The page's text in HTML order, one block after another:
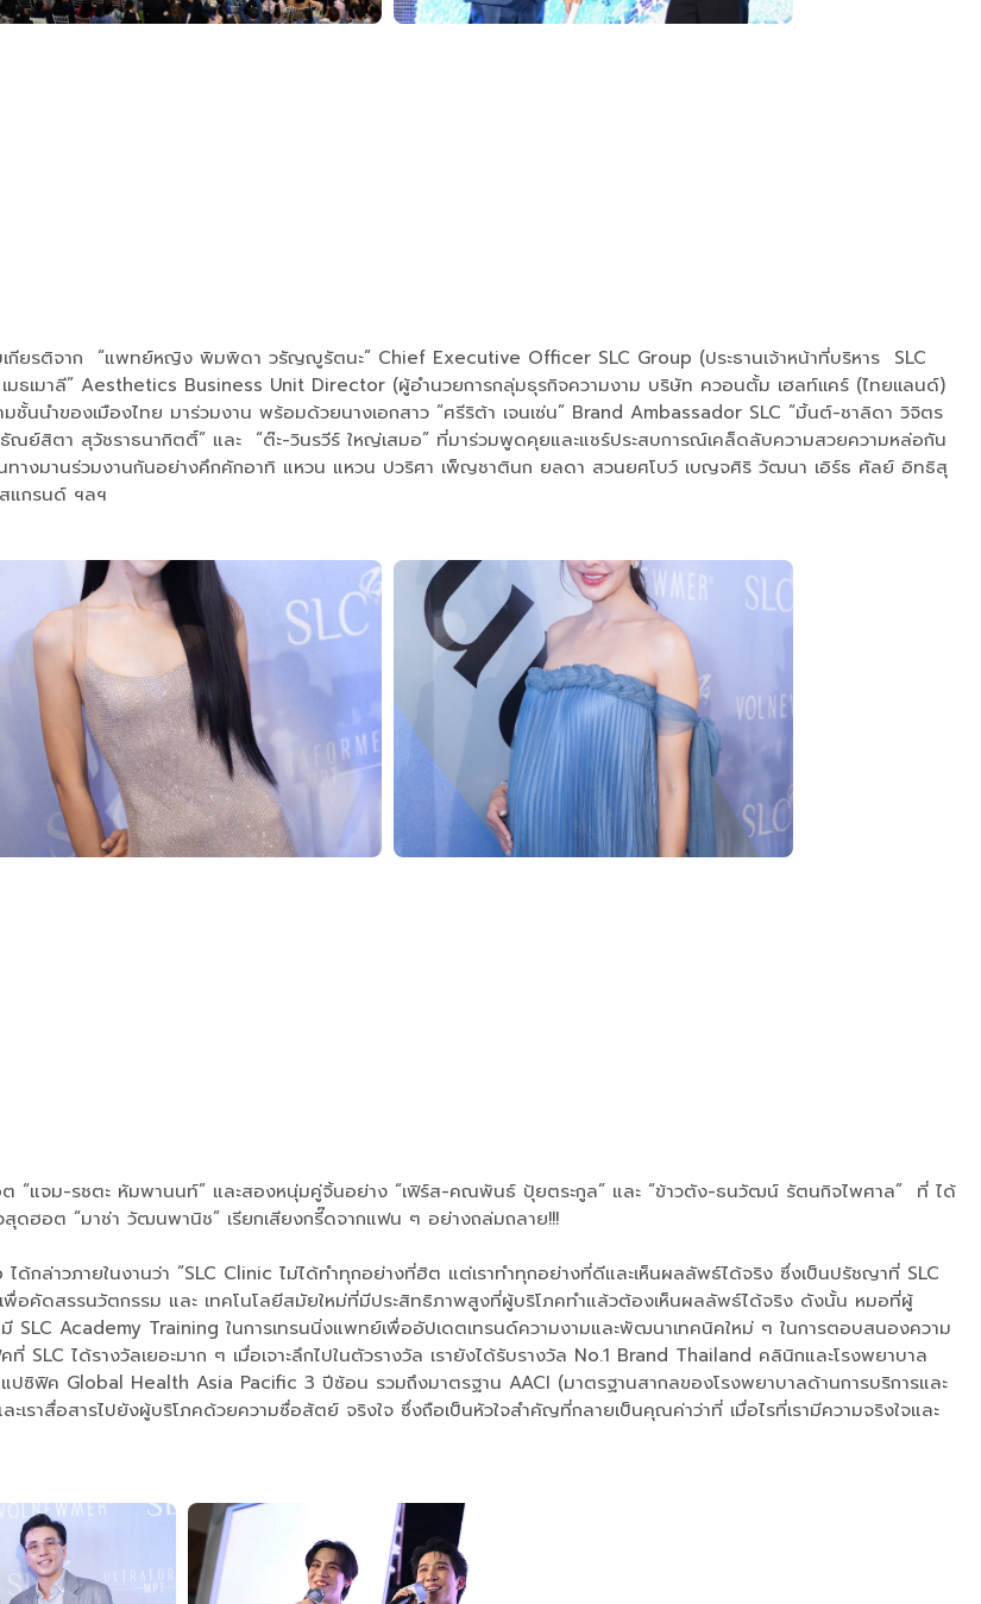
กียรติจาก “แพทย์หญิง พิมพิดา วรัญญูรัตนะ” Chief Executive Officer SLC Group (ประธานเจ้าหน้าที่บริหาร SLC
เมาลี” Aesthetics Business Unit Director (ผู้อำนวยการกลุ่มธุรกิจความงาม บริษัท ควอนตั้ม เฮลท์เเคร์ (ไทยเเลนด์)
ชั้นนำของเมืองไทย มาร่วมงาน พร้อมด้วยนางเอกสาว “ศรีริต้า เจนเซ่น” Brand Ambassador SLC “มิ้นต์-ชาลิดา วิจิตร
สิตา สุวัชราธนากิตติ์” และ “ต๊ะ-วินรวีร์ ใหญ่เสมอ” ที่มาร่วมพูดคุยและแชร์ประสบการณ์เคล็ดลับความสวยความหล่อกัน
นทางมานร่วมงานกันอย่างคึกคักอาทิ แหวน แหวน ปวริศา เพ็ญชาตินก ยลดา สวนยศโบว์ เบญจศิริ วัฒนา เอิร์ธ ศัลย์ อิทธิสุ
แกรนด์ ฯลฯ
“แจม-รชตะ หัมพานนท์” และสองหนุ่มคู่จิ้นอย่าง “เฟิร์ส-คณพันธ์ ปุ้ยตระกูล” และ “ข้าวตัง-ธนวัฒน์ รัตนกิจไพศาล” ที่ ได้
ดฮอต “มาช่า วัฒนพานิช” เรียกเสียงกรี๊ดจากแฟน ๆ อย่างถล่มถลาย!!!
ล่าวภายในงานว่า “SLC Clinic ไม่ได้ทำทุกอย่างที่ฮิต แต่เราทำทุกอย่างที่ดีและเห็นผลลัพธ์ได้จริง ซึ่งเป็นปรัชญาที่ SLC
เพื่อคัดสรรนวัตกรรม และ เทคโนโลยีสมัยใหม่ที่มีประสิทธิภาพสูงที่ผู้บริโภคทำแล้วต้องเห็นผลลัพธ์ได้จริง ดังนั้น หมอที่ผู้
SLC Academy Training ในการเทรนนิ่งแพทย์เพื่ออัปเดตเทรนด์ความงามและพัฒนาเทคนิคใหม่ ๆ ในการตอบสนองความ
SLC ได้รางวัลเยอะมาก ๆ เมื่อเจาะลึกไปในตัวรางวัล เรายังได้รับรางวัล No.1 Brand Thailand คลินิกและโรงพยาบาล
ปซิฟิค Global Health Asia Pacific 3 ปีซ้อน รวมถึงมาตรฐาน AACI (มาตรฐานสากลของโรงพยาบาลด้านการบริการและ
ราสื่อสารไปยังผู้บริโภคด้วยความซื่อสัตย์ จริงใจ ซึ่งถือเป็นหัวใจสำคัญที่กลายเป็นคุณค่าว่าที่ เมื่อไรที่เรามีความจริงใจและ